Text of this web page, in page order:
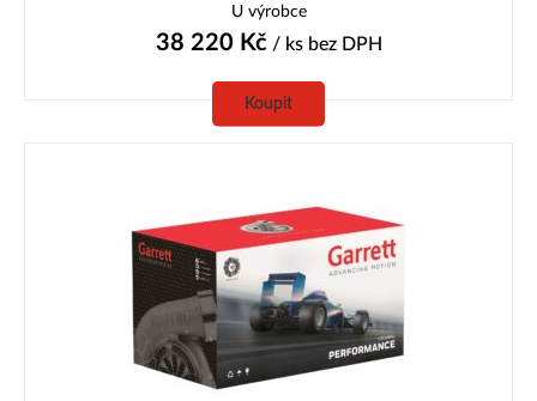
U výrobce
38 220 Kč/ ks bez DPH
Koupit